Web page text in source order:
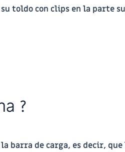
toldo con clips en la parte
?
barra de carga, es decir,